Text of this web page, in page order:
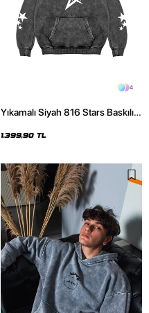
4
Yıkamalı Siyah 816 Stars Baskılı
1.399,90 TL